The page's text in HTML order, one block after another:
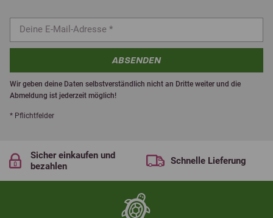
ABSENDEN
Wir geben deine Daten selbstverständlich nicht an Dritte weiter und die
Abmeldung ist jederzeit möglich!
* Pflichtfelder
Sicher einkaufen und
bezahlen
Schnelle Lieferung